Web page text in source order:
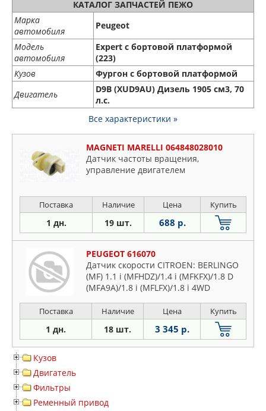
КАТАЛОГ ЗАПЧАСТЕЙ ПЕЖО
Марка
автомобиля
Peugeot
Модель
автомобиля
Expert c бортовой платформой
(223)
Кузов
Фургон с бортовой платформой
Двигатель
D9B (XUD9AU) Дизель 1905 см3, 70
л.с.
Все характеристики »
MAGNETI MARELLI 064848028010
Датчик частоты вращения,
управление двигателем
Поставка Наличие Цена Купить
1 дн. 19 шт. 688 р.
PEUGEOT 616070
Датчик скорости CITROEN: BERLINGO
(MF) 1.1 i (MFHDZ)/1.4 i (MFKFX)/1.8 D
(MFA9A)/1.8 i (MFLFX)/1.8 i 4WD
D 4WD (MFWJZ)/2.
Поставка Наличие Цена Купить
1 дн. 18 шт. 3 345 р.
Кузов
Двигатель
Фильтры
Ременный привод